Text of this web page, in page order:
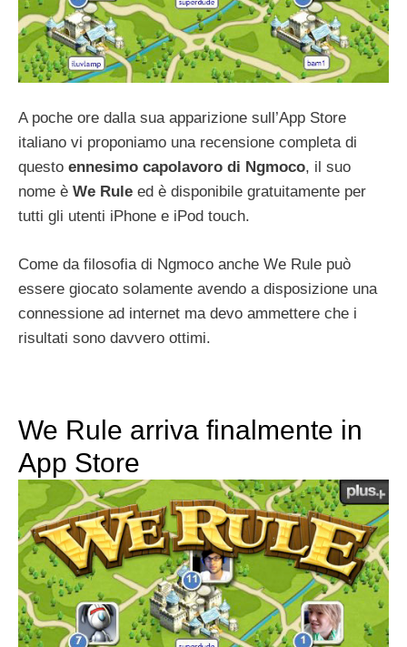
A poche ore dalla sua apparizione sull’App Store
italiano vi proponiamo una recensione completa di
questo ennesimo capolavoro di Ngmoco, il suo
nome è We Rule ed è disponibile gratuitamente per
tutti gli utenti iPhone e iPod touch.
Come da filosofia di Ngmoco anche We Rule può
essere giocato solamente avendo a disposizione una
connessione ad internet ma devo ammettere che i
risultati sono davvero ottimi.
We Rule arriva finalmente in
App Store